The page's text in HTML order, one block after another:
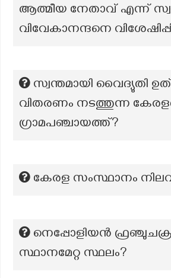
ആത്മീയ നേതാവ് എന്ന്
വിവേകാനന്ദനെ
സ്വന്തമായി വൈദ്യുതി
വിതരണം നടത്തുന്ന
ഗ്രാമപഞ്ചായത്ത്?
കേരള സംസ്ഥാനം
നെപ്പോളിയൻ
സ്ഥാനമേറ്റ സ്ഥലം?